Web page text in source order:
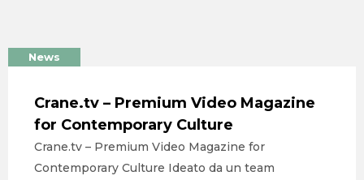
News
Crane.tv – Premium Video Magazine
for Contemporary Culture
Crane.tv – Premium Video Magazine for
Contemporary Culture Ideato da un team